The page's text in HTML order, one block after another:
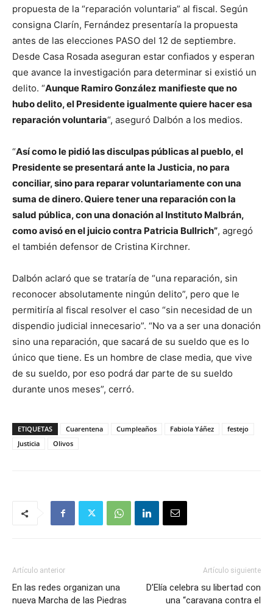
propuesta de la “reparación voluntaria” al fiscal. Según
consigna Clarín, Fernández presentaría la propuesta
antes de las elecciones PASO del 12 de septiembre.
Desde Casa Rosada aseguran estar confiados y esperan
que avance la investigación para determinar si existió un
delito. “Aunque Ramiro González manifieste que no
hubo delito, el Presidente igualmente quiere hacer esa
reparación voluntaria“, aseguró Dalbón a los medios.
“Así como le pidió las disculpas públicas al pueblo, el
Presidente se presentará ante la Justicia, no para
conciliar, sino para reparar voluntariamente con una
suma de dinero. Quiere tener una reparación con la
salud pública, con una donación al Instituto Malbrán,
como avisó en el juicio contra Patricia Bullrich”, agregó
el también defensor de Cristina Kirchner.
Dalbón aclaró que se trataría de “una reparación, sin
reconocer absolutamente ningún delito”, pero que le
permitiría al fiscal resolver el caso “sin necesidad de un
dispendio judicial innecesario”. “No va a ser una donación
sino una reparación, que sacará de su sueldo que es lo
único que tiene. Es un hombre de clase media, que vive
de su sueldo, por eso podrá dar parte de su sueldo
durante unos meses”, cerró.
ETIQUETAS Cuarentena Cumpleaños Fabiola Yáñez
festejo
Justicia
Olivos
Artículo anterior
En las redes organizan una
nueva Marcha de las Piedras
Artículo siguiente
D’Elía celebra su libertad con
una “caravana contra el